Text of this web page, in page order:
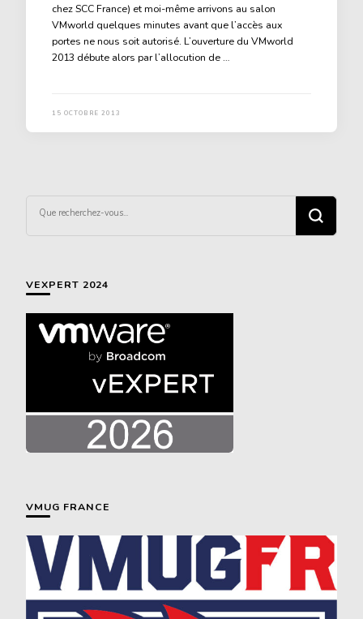
chez SCC France) et moi-même arrivons au salon
VMworld quelques minutes avant que l’accès aux
portes ne nous soit autorisé. L’ouverture du VMworld
2013 débute alors par l’allocution de …
15 OCTOBRE 2013
recherchiez
quelque
VEXPERT 2024
VMUG FRANCE